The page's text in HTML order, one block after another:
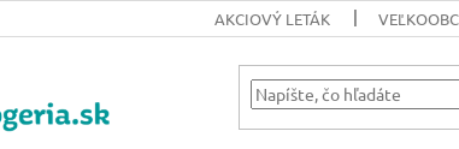
AKCIOVÝ LETÁK